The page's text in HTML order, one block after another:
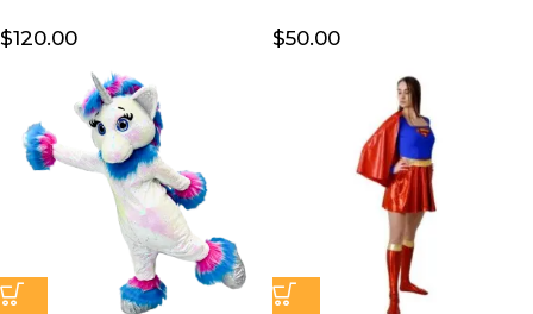
$120.00 $50.00